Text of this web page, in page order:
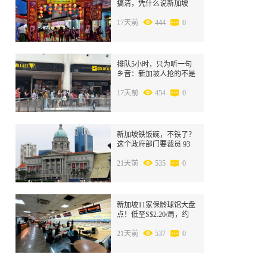
搞清，凭什么说新加坡
17天前
444 0
8
排队5小时，只为听一句
乡音：新加坡人抢的不是
17天前
454 0
新加坡铁饭碗，不铁了？
这个政府部门要裁员 93
21天前
535 0
10
新加坡11家保龄球馆大盘
点！低至S$2.20/局，约
21天前
537 0